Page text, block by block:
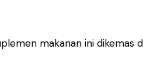
makanan ini